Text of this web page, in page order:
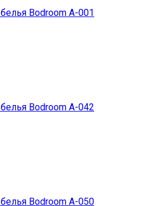
Bodroom A-001
Bodroom A-042
Bodroom A-050